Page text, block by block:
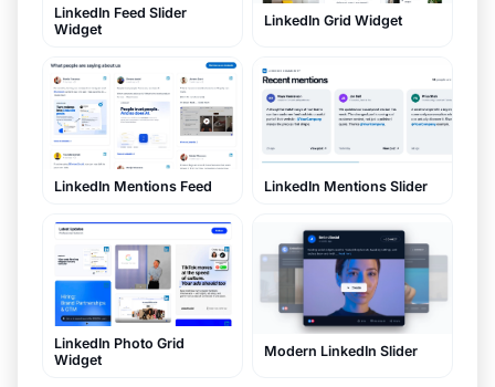
LinkedIn Feed Slider
Widget
LinkedIn Grid Widget
LinkedIn Mentions Feed LinkedIn Mentions Slider
LinkedIn Photo Grid
Widget
Modern LinkedIn Slider